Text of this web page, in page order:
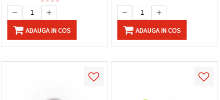
ADAUGA IN COS ADAUGA IN COS